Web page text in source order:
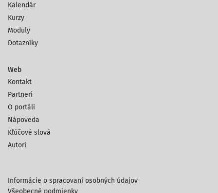
Kalendár
Kurzy
Moduly
Dotazníky
Web
Kontakt
Partneri
O portáli
Nápoveda
Kľúčové slová
Autori
Informácie o spracovaní osobných údajov